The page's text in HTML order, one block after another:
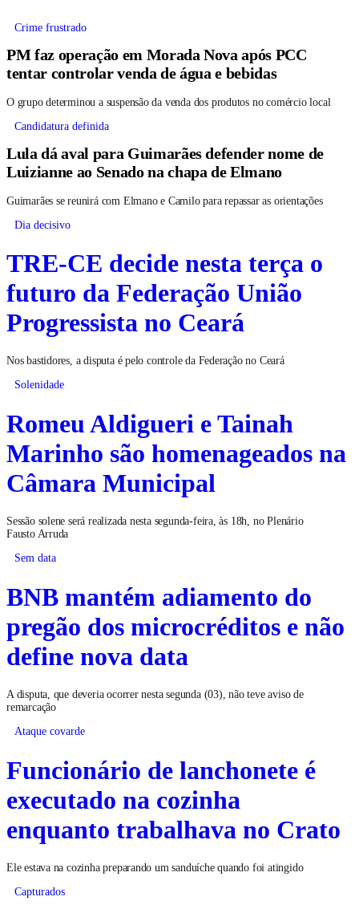
Crime frustrado
PM faz operação em Morada Nova após PCC
tentar controlar venda de água e bebidas
O grupo determinou a suspensão da venda dos produtos no comércio local
Candidatura definida
Lula dá aval para Guimarães defender nome de
Luizianne ao Senado na chapa de Elmano
Guimarães se reunirá com Elmano e Camilo para repassar as orientações
Dia decisivo
TRE-CE decide nesta terça o
futuro da Federação União
Progressista no Ceará
Nos bastidores, a disputa é pelo controle da Federação no Ceará
Solenidade
Romeu Aldigueri e Tainah
Marinho são homenageados na
Câmara Municipal
Sessão solene será realizada nesta segunda-feira, às 18h, no Plenário
Fausto Arruda
Sem data
BNB mantém adiamento do
pregão dos microcréditos e não
define nova data
A disputa, que deveria ocorrer nesta segunda (03), não teve aviso de
remarcação
Ataque covarde
Funcionário de lanchonete é
executado na cozinha
enquanto trabalhava no Crato
Ele estava na cozinha preparando um sanduíche quando foi atingido
Capturados